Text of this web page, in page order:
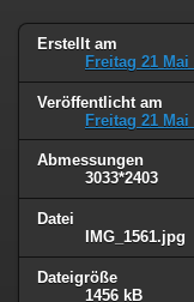
Erstellt am
Freitag 21 Mai
Veröffentlicht am
Freitag 21 Mai
Abmessungen
3033*2403
Datei
IMG_1561.jpg
Dateigröße
1456 kB